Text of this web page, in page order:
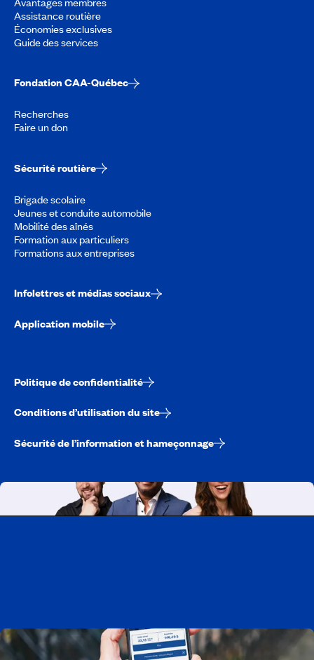
Assistance routière
Économies exclusives
Guide des services
Fondation CAA-Québec
Recherches
Faire un don
Sécurité routière
Brigade scolaire
Jeunes et conduite automobile
Mobilité des aînés
Formation aux particuliers
Formations aux entreprises
Infolettres et médias sociaux
Application mobile
Politique de confidentialité
Conditions d’utilisation du site
Sécurité de l’information et hameçonnage